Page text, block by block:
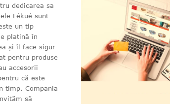
dedicarea sa
Lékué sunt
un tip
platină în
și îl face sigur
pentru produse
accesorii
că este
timp. Compania
să